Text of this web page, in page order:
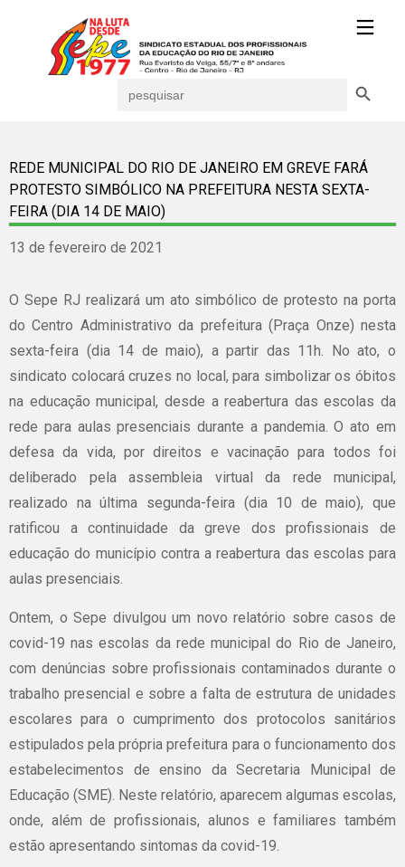
for:
REDE MUNICIPAL DO RIO DE JANEIRO EM GREVE FARÁ
PROTESTO SIMBÓLICO NA PREFEITURA NESTA SEXTA-
FEIRA (DIA 14 DE MAIO)
13 de fevereiro de 2021
O Sepe RJ realizará um ato simbólico de protesto na porta
do Centro Administrativo da prefeitura (Praça Onze) nesta
sexta-feira (dia 14 de maio), a partir das 11h. No ato, o
sindicato colocará cruzes no local, para simbolizar os óbitos
na educação municipal, desde a reabertura das escolas da
rede para aulas presenciais durante a pandemia. O ato em
defesa da vida, por direitos e vacinação para todos foi
deliberado pela assembleia virtual da rede municipal,
realizado na última segunda-feira (dia 10 de maio), que
ratificou a continuidade da greve dos profissionais de
educação do município contra a reabertura das escolas para
aulas presenciais.
Ontem, o Sepe divulgou um novo relatório sobre casos de
covid-19 nas escolas da rede municipal do Rio de Janeiro,
com denúncias sobre profissionais contaminados durante o
trabalho presencial e sobre a falta de estrutura de unidades
escolares para o cumprimento dos protocolos sanitários
estipulados pela própria prefeitura para o funcionamento dos
estabelecimentos de ensino da Secretaria Municipal de
Educação (SME). Neste relatório, aparecem algumas escolas,
onde, além de profissionais, alunos e familiares também
estão apresentando sintomas da covid-19.